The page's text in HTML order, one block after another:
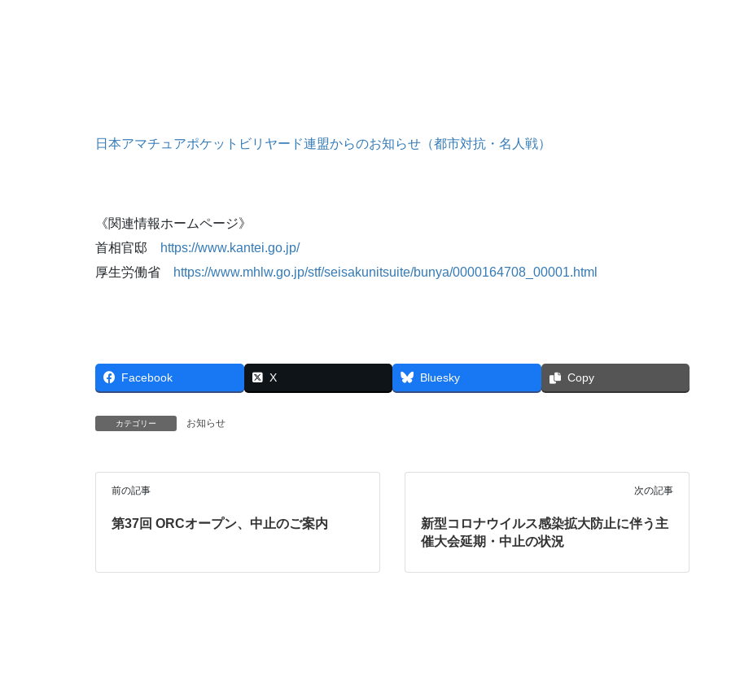
日本アマチュアポケットビリヤード連盟からのお知らせ（都市対抗・名人戦）
《関連情報ホームページ》
首相官邸
https://www.kantei.go.jp/
厚生労働省
https://www.mhlw.go.jp/stf/seisakunitsuite/bunya/0000164708_00001.html
Facebook X Bluesky Copy
カテゴリー お知らせ
前の記事
第37回 ORCオープン、中止のご案内
次の記事
新型コロナウイルス感染拡大防止に伴う主
催大会延期・中止の状況